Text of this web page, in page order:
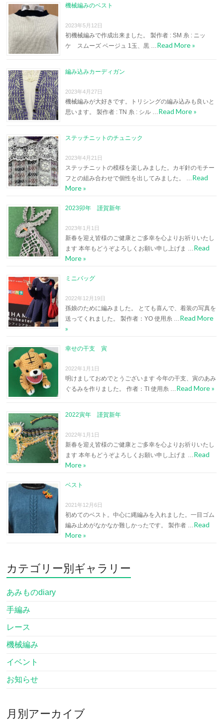
機械編みのベスト
2023年5月12日
初機械編みで作成出来ました。 製作者 : SM 糸 : ニッ
ケ スムーズ ベージュ 1玉、黒 …Read More »
編み込みカーディガン
2023年4月27日
機械編みが大好きです。トリシングの編み込みも良いと
思います。 製作者 : TN 糸 : シル …Read More »
ステッチニットのチュニック
2023年4月21日
ステッチニットの模様を楽しみました。カギ針のモチー
フとの組み合わせで個性を出してみました。 …Read
More »
2023卯年 謹賀新年
2023年1月1日
新春を迎え皆様のご健康とご多幸を心よりお祈りいたし
ます 本年もどうぞよろしくお願い申し上げま …Read
More »
ミニバッグ
2022年12月19日
孫娘のために編みました。 とても喜んで、着装の写真を
送ってくれました。 製作者：YO 使用糸 …Read More
»
幸せの干支 寅
2022年1月1日
明けましておめでとうございます 今年の干支、寅のあみ
ぐるみを作りました。 作者：TI 使用糸 …Read More »
2022寅年 謹賀新年
2022年1月1日
新春を迎え皆様のご健康とご多幸を心よりお祈りいたし
ます 本年もどうぞよろしくお願い申し上げま …Read
More »
ベスト
2021年12月6日
初めてのベスト。中心に縄編みを入れました。一目ゴム
編み止めがなかなか難しかったです。 製作者 …Read
More »
カテゴリー別ギャラリー
あみものdiary
手編み
レース
機械編み
イベント
お知らせ
月別アーカイブ